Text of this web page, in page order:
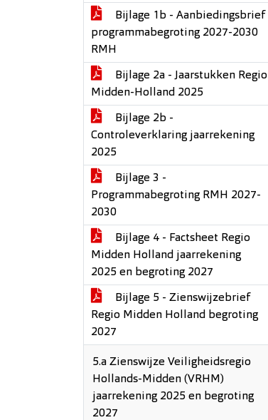
Bijlage 1b - Aanbiedingsbrief
programmabegroting 2027-2030
RMH
Bijlage 2a - Jaarstukken Regio
Midden-Holland 2025
Bijlage 2b -
Controleverklaring jaarrekening
2025
Bijlage 3 -
Programmabegroting RMH 2027-
2030
Bijlage 4 - Factsheet Regio
Midden Holland jaarrekening
2025 en begroting 2027
Bijlage 5 - Zienswijzebrief
Regio Midden Holland begroting
2027
5.a Zienswijze Veiligheidsregio
Hollands-Midden (VRHM)
jaarrekening 2025 en begroting
2027